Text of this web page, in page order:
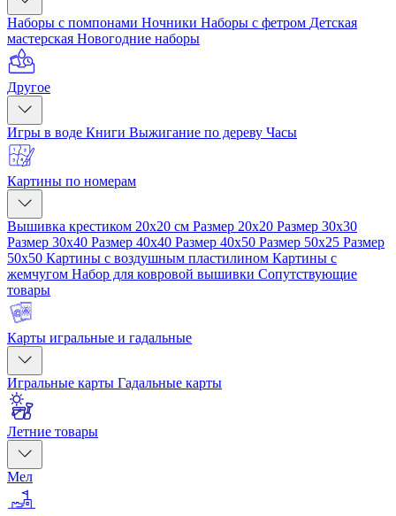
Наборы с помпонами Ночники Наборы с фетром Детская
мастерская Новогодние наборы
Другое
Игры в воде Книги Выжигание по дереву Часы
Картины по номерам
Вышивка крестиком 20x20 см Размер 20x20 Размер 30x30
Размер 30x40 Размер 40x40 Размер 40x50 Размер 50x25 Размер
50x50 Картины с воздушным пластилином Картины с
жемчугом Набор для ковровой вышивки Сопутствующие
товары
Карты игральные и гадальные
Игральные карты Гадальные карты
Летние товары
Мел